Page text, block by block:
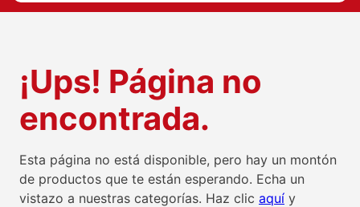
¡Ups! Página no
encontrada.
Esta página no está disponible, pero hay un montón
de productos que te están esperando. Echa un
vistazo a nuestras categorías. Haz clic aquí y